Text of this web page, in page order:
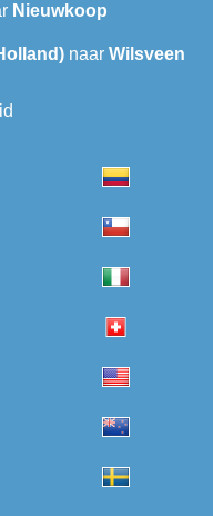
Nieuwkoop
naar Wilsveen‎